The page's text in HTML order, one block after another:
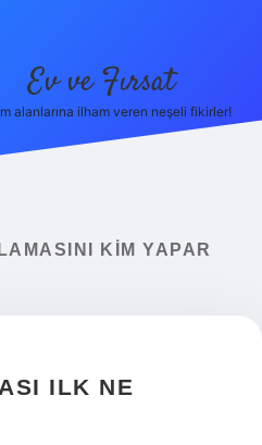
Ev ve Fırsat
alanlarına ilham veren neşeli fikirler!
KIM YAPAR
ILK NE